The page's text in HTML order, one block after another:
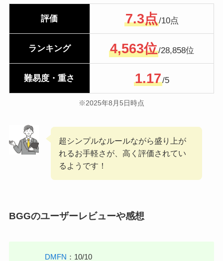
評価 7.3点/10点
ランキング 4,563位/28,858位
難易度・重さ 1.17/5
※2025年8月5日時点
超シンプルなルールながら盛り上が
れるお手軽さが、高く評価されてい
るようです！
BGGのユーザーレビューや感想
DMFN ：10/10